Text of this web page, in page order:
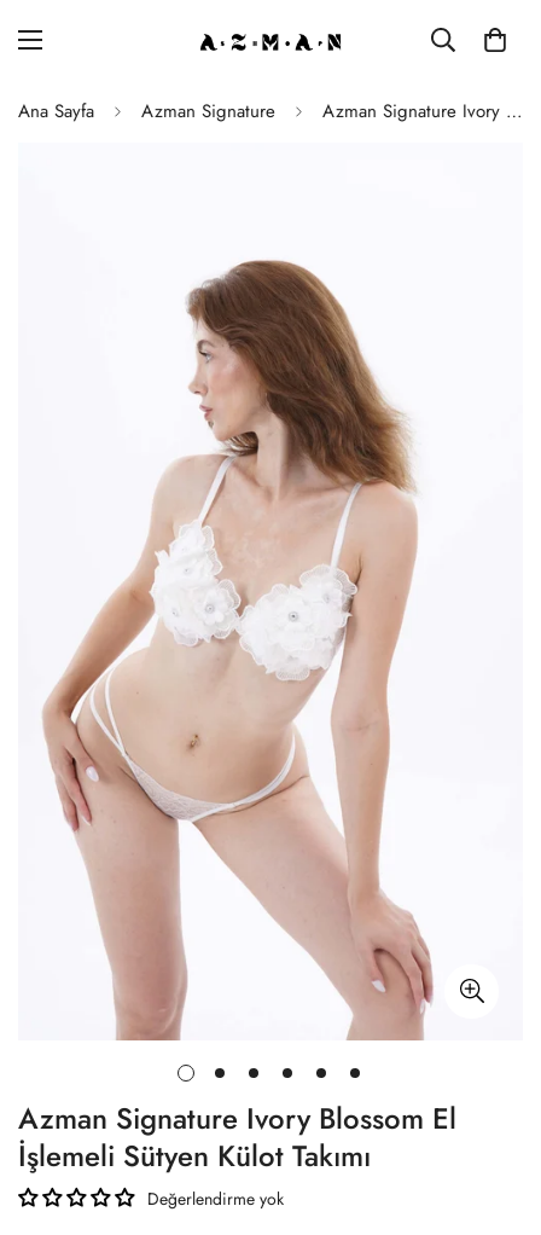
Ana Sayfa Azman Signature Azman Signature Ivory Blossom El İşlemeli Sütyen Külot Takımı
Azman Signature Ivory Blossom El
İşlemeli Sütyen Külot Takımı
Değerlendirme yok